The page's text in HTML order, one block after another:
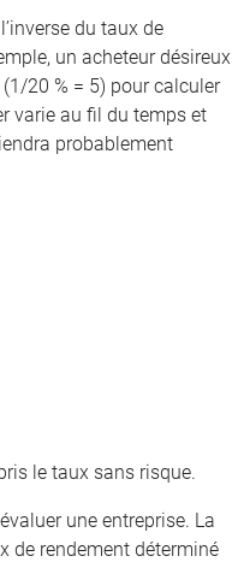
du taux de
un acheteur désireux
20 % = 5) pour calculer
varie au fil du temps et
probablement
le taux sans risque.
une entreprise. La
de rendement déterminé